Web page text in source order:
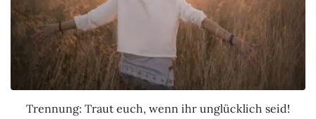
Trennung: Traut euch, wenn ihr unglücklich seid!